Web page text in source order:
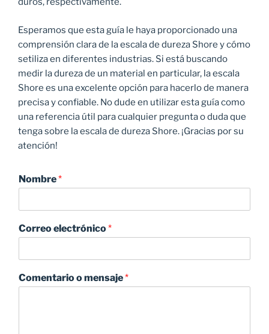
Esperamos que esta guía le haya proporcionado una
comprensión clara de la escala de dureza Shore y cómo
setiliza en diferentes industrias. Si está buscando
medir la dureza de un material en particular, la escala
Shore es una excelente opción para hacerlo de manera
precisa y confiable. No dude en utilizar esta guía como
una referencia útil para cualquier pregunta o duda que
tenga sobre la escala de dureza Shore. ¡Gracias por su
atención!
Nombre*
Correo electrónico*
Comentario o mensaje*